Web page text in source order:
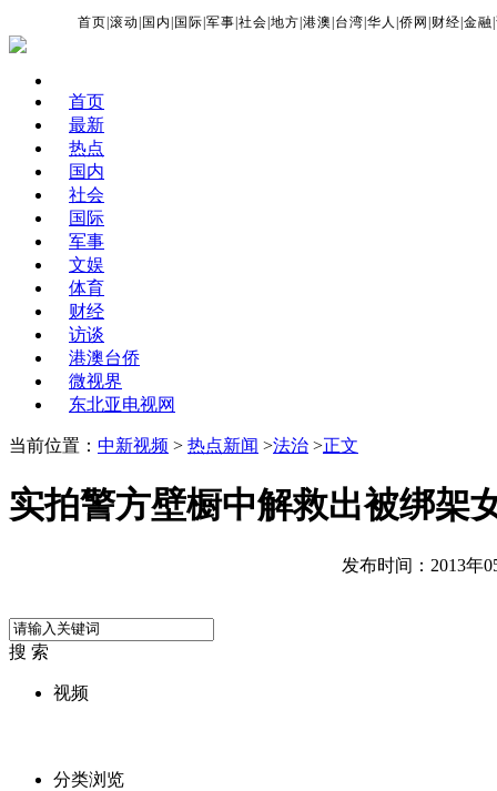
首页 |滚动 国内 国际 |军事 |社会 |地方 |港澳 台湾 |华人 |侨网 财经 |金融 |
首页
最新
热点
国内
社会
国际
军事
文娱
体育
财经
访谈
港澳台侨
微视界
东北亚电视网
当前位置： 中新视频 > 热点新闻 >法治 >正文
实拍警方壁橱中解救出被绑架
发布时间：2013年
搜 索
视频
分类浏览